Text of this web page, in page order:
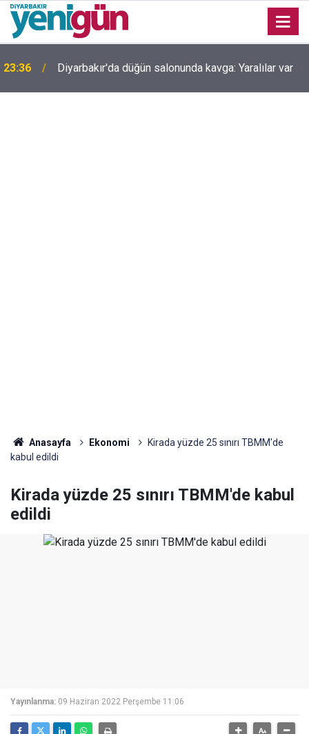
23:36 Diyarbakır'da düğün salonunda kavga: Yaralılar var
23:32
hayatını kaybetti
Anasayfa Ekonomi
Kirada yüzde 25 sınırı TBMM'de
kabul edildi
Kirada yüzde 25 sınırı TBMM'de kabul
edildi
Yayınlanma: 09 Haziran 2022 Perşembe 11:06